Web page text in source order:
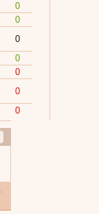
0
0
0
0
0
0
0